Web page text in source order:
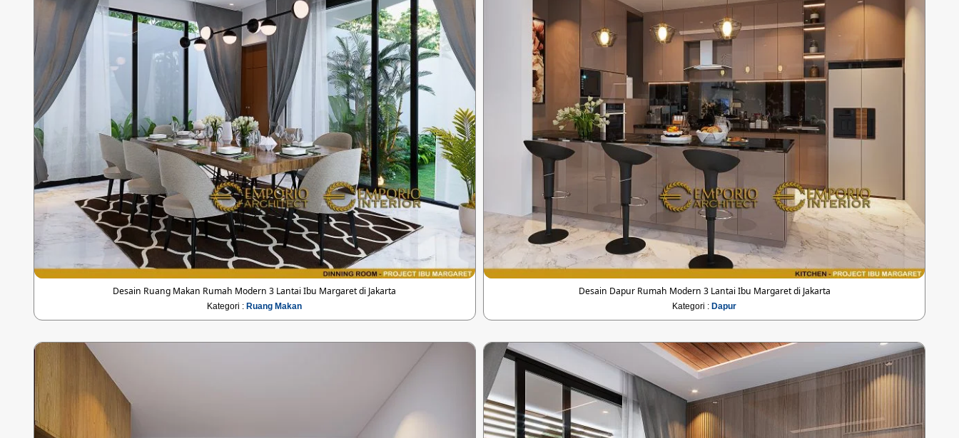
Desain Ruang Makan Rumah Modern 3 Lantai Ibu Margaret di Jakarta
Kategori : Ruang Makan
Desain Dapur Rumah Modern 3 Lantai Ibu Margaret di Jakarta
Kategori : Dapur